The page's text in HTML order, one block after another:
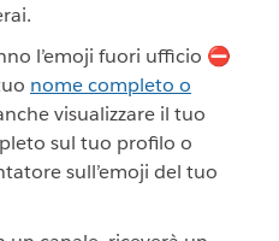
l’emoji fuori ufficio ⛔
nome completo o
visualizzare il tuo
sul tuo profilo o
sull’emoji del tuo